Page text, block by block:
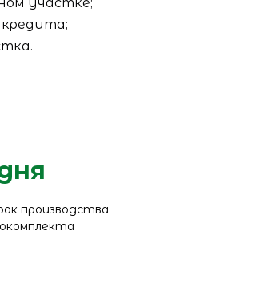
производства